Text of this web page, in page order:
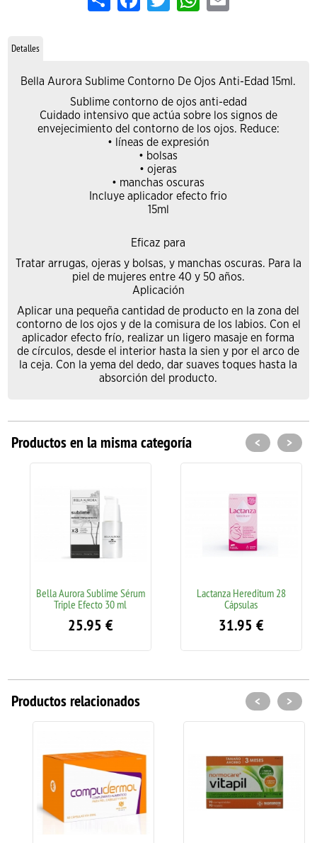
Detalles
Bella Aurora Sublime Contorno De Ojos Anti-Edad 15ml.
Sublime contorno de ojos anti-edad
Cuidado intensivo que actúa sobre los signos de
envejecimiento del contorno de los ojos. Reduce:
• líneas de expresión
• bolsas
• ojeras
• manchas oscuras
Incluye aplicador efecto frio
15ml
Eficaz para
Tratar arrugas, ojeras y bolsas, y manchas oscuras. Para la
piel de mujeres entre 40 y 50 años.
Aplicación
Aplicar una pequeña cantidad de producto en la zona del
contorno de los ojos y de la comisura de los labios. Con el
aplicador efecto frío, realizar un ligero masaje en forma
de círculos, desde el interior hasta la sien y por el arco de
la ceja. Con la yema del dedo, dar suaves toques hasta la
absorción del producto.
Productos en la misma categoría
Bella Aurora Sublime Sérum
Triple Efecto 30 ml
25.95€
Lactanza Hereditum 28
Cápsulas
31.95€
< >
Productos relacionados < >